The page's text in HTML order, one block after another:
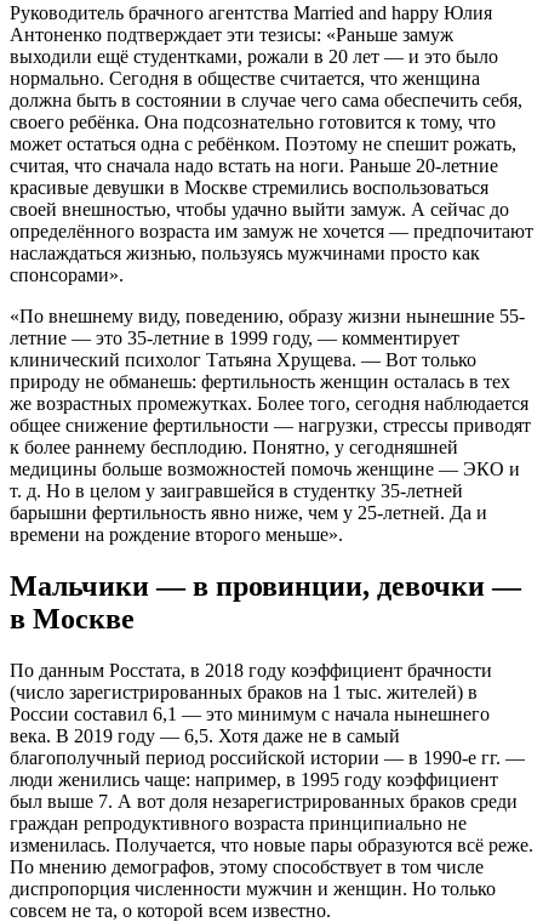
Руководитель брачного агентства Married and happy Юлия
Антоненко подтверждает эти тезисы: «Раньше замуж
выходили ещё студентками, рожали в 20 лет — и это было
нормально. Сегодня в обществе считается, что женщина
должна быть в состоянии в случае чего сама обеспечить себя,
своего ребёнка. Она подсознательно готовится к тому, что
может остаться одна с ребёнком. Поэтому не спешит рожать,
считая, что сначала надо встать на ноги. Раньше 20-летние
красивые девушки в Москве стремились воспользоваться
своей внешностью, чтобы удачно выйти замуж. А сейчас до
определённого возраста им замуж не хочется — предпочитают
наслаждаться жизнью, пользуясь мужчинами просто как
спонсорами».
«По внешнему виду, поведению, образу жизни нынешние 55-
летние — это 35-летние в 1999 году, — комментирует
клинический психолог Татьяна Хрущева. — Вот только
природу не обманешь: фертильность женщин осталась в тех
же возрастных промежутках. Более того, сегодня наблюдается
общее снижение фертильности — нагрузки, стрессы приводят
к более раннему бесплодию. Понятно, у сегодняшней
медицины больше возможностей помочь женщине — ЭКО и
т. д. Но в целом у заигравшейся в студентку 35-летней
барышни фертильность явно ниже, чем у 25-летней. Да и
времени на рождение второго меньше».
Мальчики — в провинции, девочки —
в Москве
По данным Росстата, в 2018 году коэффициент брачности
(число зарегистрированных браков на 1 тыс. жителей) в
России составил 6,1 — это минимум с начала нынешнего
века. В 2019 году — 6,5. Хотя даже не в самый
благополучный период российской истории — в 1990-е гг. —
люди женились чаще: например, в 1995 году коэффициент
был выше 7. А вот доля незарегистрированных браков среди
граждан репродуктивного возраста принципиально не
изменилась. Получается, что новые пары образуются всё реже.
По мнению демографов, этому способствует в том числе
диспропорция численности мужчин и женщин. Но только
совсем не та, о которой всем известно.